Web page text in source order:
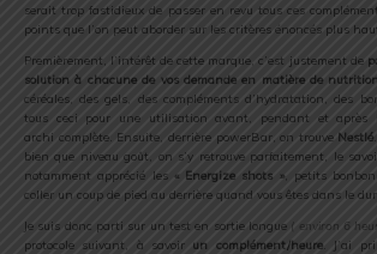
serait trop fastidieux de passer en revu tous ces
points que l’on peut aborder sur les critères énoncés plus
Premièrement, l’intérêt de cette marque, c’est justement de
solution à chacune de vos demande en matière de nutrition
céréales, des gels, des compléments d’hydratation, des
tous ceci pour une utilisation avant, pendant et après
archi complète. Ensuite, derrière powerBar, on trouve Nestlé
bien que niveau goût, on s’y retrouve parfaitement, le
notamment apprécié les
« Energize shots »
, petits
coller un coup de pied au derrière quand vous êtes dans le dur.
Je suis donc parti sur un test en sortie longue ( environ 6
protocole suivant, à savoir un complément/heure. J’ai